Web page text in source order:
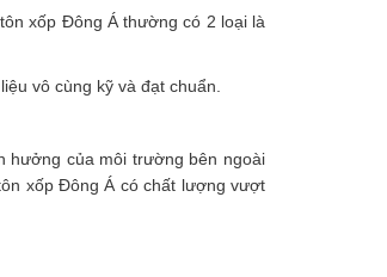
xốp Đông Á thường có 2 loại là
vô cùng kỹ và đạt chuẩn.
hưởng của môi trường bên ngoài
xốp Đông Á có chất lượng vượt